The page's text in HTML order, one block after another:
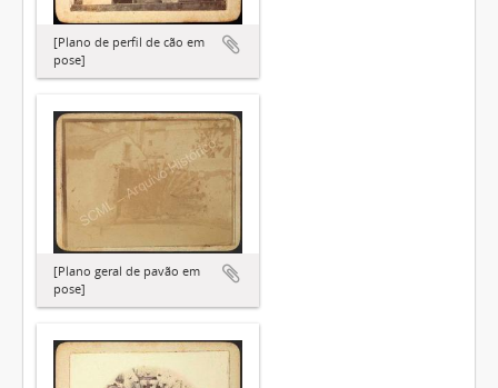
[Plano de perfil de cão em
pose]
[Plano geral de pavão em
pose]